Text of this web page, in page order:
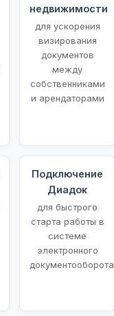
недвижимости
для ускорения
визирования
документов
между
собственниками
и арендаторами
Подключение
Диадок
для быстрого
старта работы в
системе
электронного
документооборота